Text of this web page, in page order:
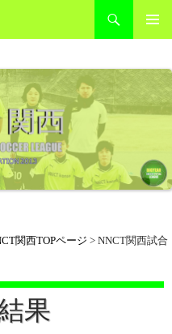
関西TOPページ > NNCT関西試合
果